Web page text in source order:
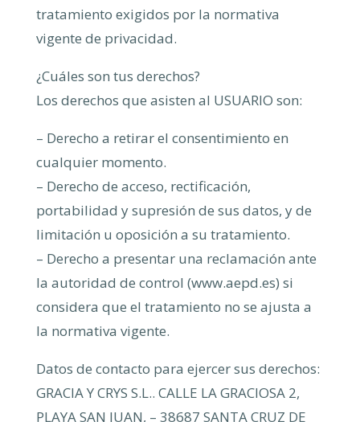
tratamiento exigidos por la normativa
vigente de privacidad.
¿Cuáles son tus derechos?
Los derechos que asisten al USUARIO son:
– Derecho a retirar el consentimiento en
cualquier momento.
– Derecho de acceso, rectificación,
portabilidad y supresión de sus datos, y de
limitación u oposición a su tratamiento.
– Derecho a presentar una reclamación ante
la autoridad de control (www.aepd.es) si
considera que el tratamiento no se ajusta a
la normativa vigente.
Datos de contacto para ejercer sus derechos:
GRACIA Y CRYS S.L.. CALLE LA GRACIOSA 2,
PLAYA SAN JUAN, – 38687 SANTA CRUZ DE